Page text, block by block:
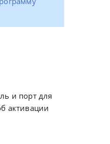
и портдля
активации